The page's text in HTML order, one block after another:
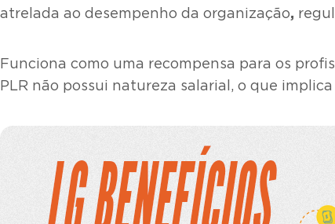
atrelada ao desempenho da organização,
Funciona como uma recompensa para os
PLR não possui natureza salarial, o que